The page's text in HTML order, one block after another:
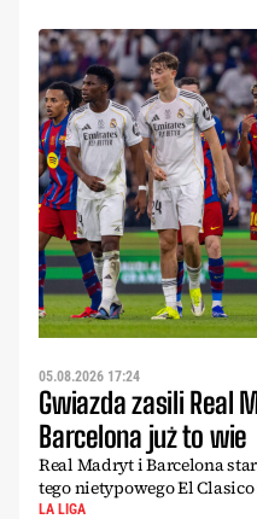
05.08.2026 17:24
Gwiazda zasili Real
Barcelona już to wie
Real Madryt i Barcelona
tego nietypowego El
LA LIGA